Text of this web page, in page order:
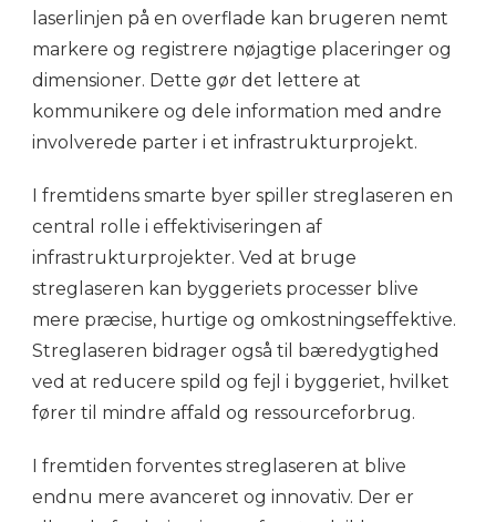
laserlinjen på en overflade kan brugeren nemt
markere og registrere nøjagtige placeringer og
dimensioner. Dette gør det lettere at
kommunikere og dele information med andre
involverede parter i et infrastrukturprojekt.
I fremtidens smarte byer spiller streglaseren en
central rolle i effektiviseringen af
infrastrukturprojekter. Ved at bruge
streglaseren kan byggeriets processer blive
mere præcise, hurtige og omkostningseffektive.
Streglaseren bidrager også til bæredygtighed
ved at reducere spild og fejl i byggeriet, hvilket
fører til mindre affald og ressourceforbrug.
I fremtiden forventes streglaseren at blive
endnu mere avanceret og innovativ. Der er